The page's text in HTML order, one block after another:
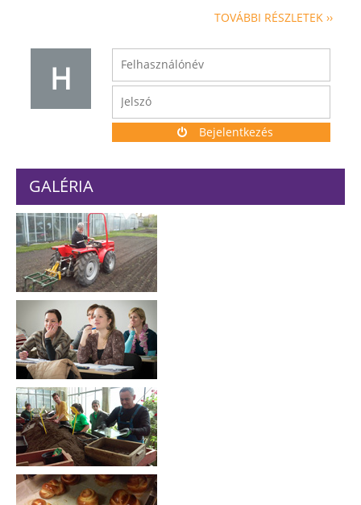
TOVÁBBI RÉSZLETEK ››
H
Bejelentkezés
GALÉRIA